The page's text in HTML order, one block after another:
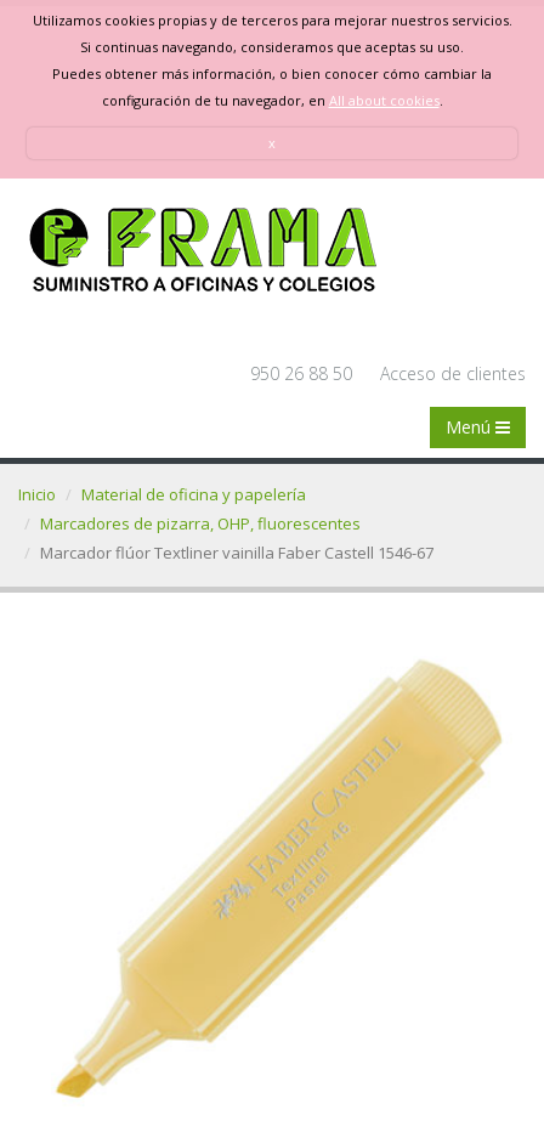
Utilizamos cookies propias y de terceros para mejorar nuestros servicios.
Si continuas navegando, consideramos que aceptas su uso.
Puedes obtener más información, o bien conocer cómo cambiar la
configuración de tu navegador, en All about cookies.
x
950 26 88 50 Acceso de clientes
Menú
Inicio
Material de oficina y papelería
Marcadores de pizarra, OHP, fluorescentes
Marcador flúor Textliner vainilla Faber Castell 1546-67